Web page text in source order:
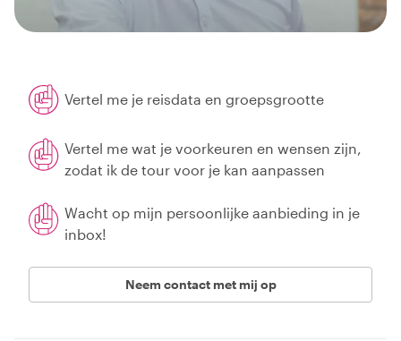
Vertel me je reisdata en groepsgrootte
Vertel me wat je voorkeuren en wensen zijn,
zodat ik de tour voor je kan aanpassen
Wacht op mijn persoonlijke aanbieding in je
inbox!
Neem contact met mij op